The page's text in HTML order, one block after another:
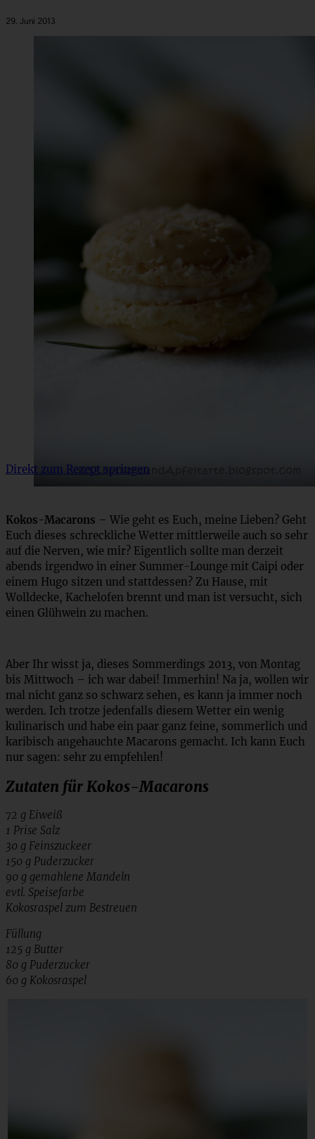
29. Juni 2013
Direkt zum Rezept springen
Kokos-Macarons – Wie geht es Euch, meine Lieben? Geht
Euch dieses schreckliche Wetter mittlerweile auch so sehr
auf die Nerven, wie mir? Eigentlich sollte man derzeit
abends irgendwo in einer Summer-Lounge mit Caipi oder
einem Hugo sitzen und stattdessen? Zu Hause, mit
Wolldecke, Kachelofen brennt und man ist versucht, sich
einen Glühwein zu machen.
Aber Ihr wisst ja, dieses Sommerdings 2013, von Montag
bis Mittwoch – ich war dabei! Immerhin! Na ja, wollen wir
mal nicht ganz so schwarz sehen, es kann ja immer noch
werden. Ich trotze jedenfalls diesem Wetter ein wenig
kulinarisch und habe ein paar ganz feine, sommerlich und
karibisch angehauchte Macarons gemacht. Ich kann Euch
nur sagen: sehr zu empfehlen!
Zutaten für Kokos-Macarons
72 g Eiweiß
1 Prise Salz
30 g Feinszuckeer
150 g Puderzucker
90 g gemahlene Mandeln
evtl. Speisefarbe
Kokosraspel zum Bestreuen
Füllung
125 g Butter
80 g Puderzucker
60 g Kokosraspel